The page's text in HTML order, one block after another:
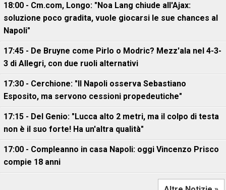
18:00 - Cm.com, Longo: "Noa Lang chiude all'Ajax:
soluzione poco gradita, vuole giocarsi le sue chances al
Napoli"
17:45 - De Bruyne come Pirlo o Modric? Mezz'ala nel 4-3-
3 di Allegri, con due ruoli alternativi
17:30 - Cerchione: "Il Napoli osserva Sebastiano
Esposito, ma servono cessioni propedeutiche"
17:15 - Del Genio: "Lucca alto 2 metri, ma il colpo di testa
non è il suo forte! Ha un'altra qualità"
17:00 - Compleanno in casa Napoli: oggi Vincenzo Prisco
compie 18 anni